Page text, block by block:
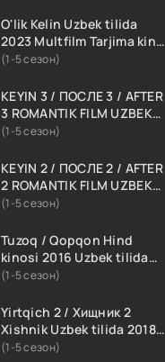
O'lik Kelin Uzbek tilida
2023 Multfilm Tarjima kino
skachat
(1-5 сезон)
KEYIN 3 / ПОСЛЕ 3 / AFTER
3 ROMANTIK FILM UZBEK
TILIDA 2021 TARJIMA FILM
(1-5 сезон)
KEYIN 2 / ПОСЛЕ 2 / AFTER
2 ROMANTIK FILM UZBEK
TILIDA 2020 TARJIMA FILM
(1-5 сезон)
Tuzoq / Qopqon Hind
kinosi 2016 Uzbek tilida
tarjima film HD
(1-5 сезон)
Yirtqich 2 / Хищник 2
Xishnik Uzbek tilida 2018-
2024 O'zbekcha tarjima
(1-5 сезон)